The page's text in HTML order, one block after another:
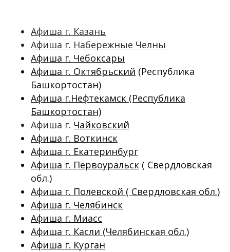
Афиша г. Казань
Афиша г. Набережные Челны
Афиша г. Чебоксары
Афиша г. Октябрьский (Республика
Башкортостан)
Афиша г.Нефтекамск (Республика
Башкортостан)
Афиша г. Чайковский
Афиша г. Воткинск
Афиша г. Екатеринбург
Афиша г. Первоуральск ( Свердловская
обл.)
Афиша г. Полевской ( Свердловская обл.)
Афиша г. Челябинск
Афиша г. Миасс
Афиша г. Касли (Челябинская обл.)
Афиша г. Курган